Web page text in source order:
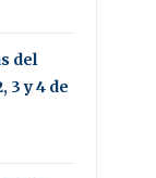
del
3 y 4 de